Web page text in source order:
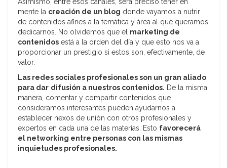
Asimismo, entre esos canales, será preciso tener en
mente la creación de un blog donde vayamos a nutrir
de contenidos afines a la temática y área al que queramos
dedicarnos. No olvidemos que el marketing de
contenidos está a la orden del día y que esto nos va a
proporcionar un prestigio si estos son, efectivamente, de
valor.
Las redes sociales profesionales son un gran aliado
para dar difusión a nuestros contenidos. De la misma
manera, comentar y compartir contenidos que
consideramos interesantes pueden ayudarnos a
establecer nexos de unión con otros profesionales y
expertos en cada una de las materias. Esto favorecerá
el networking entre personas con las mismas
inquietudes profesionales.